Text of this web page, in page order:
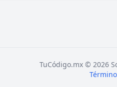
TuCódigo.mx © 2026